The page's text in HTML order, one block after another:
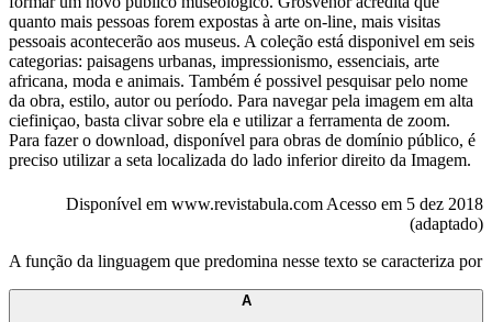
quanto mais pessoas forem expostas à arte on-line, mais visitas
pessoais acontecerão aos museus. A coleção está disponivel em seis
categorias: paisagens urbanas, impressionismo, essenciais, arte
africana, moda e animais. Também é possivel pesquisar pelo nome
da obra, estilo, autor ou período. Para navegar pela imagem em alta
ciefiniçao, basta clivar sobre ela e utilizar a ferramenta de zoom.
Para fazer o download, disponível para obras de domínio público, é
preciso utilizar a seta localizada do lado inferior direito da Imagem.
Disponível em www.revistabula.com Acesso em 5 dez 2018
(adaptado)
A função da linguagem que predomina nesse texto se caracteriza por
A